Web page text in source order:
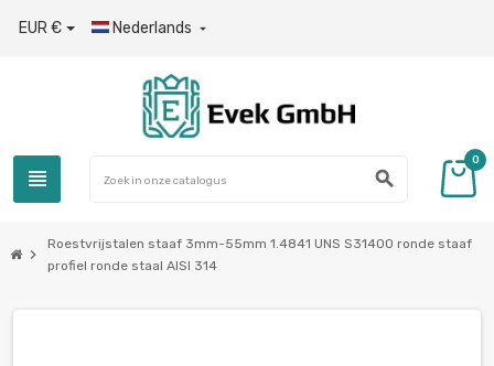
EUR € Nederlands 
view_headline search
0
chevron_right
Roestvrijstalen staaf 3mm-55mm 1.4841 UNS S31400 ronde staaf
profiel ronde staal AISI 314